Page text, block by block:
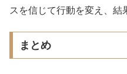
スを信じて行動を変え、結
まとめ